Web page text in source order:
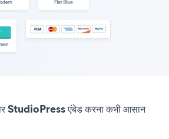
StudioPress एंबेड करना कभी आसान